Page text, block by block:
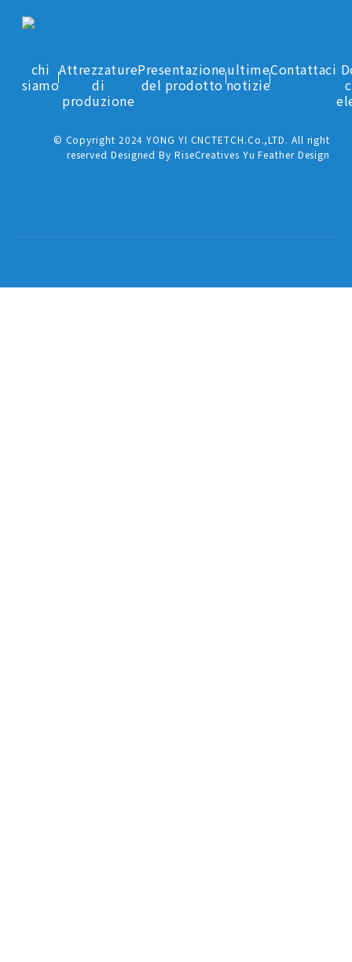
chi
siamo
Attrezzature
di
produzione
Presentazione
del prodotto
ultime
notizie
Contattaci
© Copyright 2024 YONG YI CNCTETCH.Co.,LTD. All right
reserved Designed By RiseCreatives Yu Feather Design